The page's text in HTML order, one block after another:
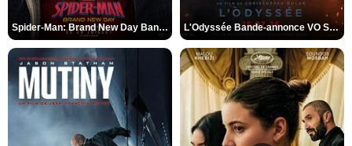
Spider-Man: Brand New Day Bande-annonce VO STFR L'Odyssée Bande-annonce VO STFR